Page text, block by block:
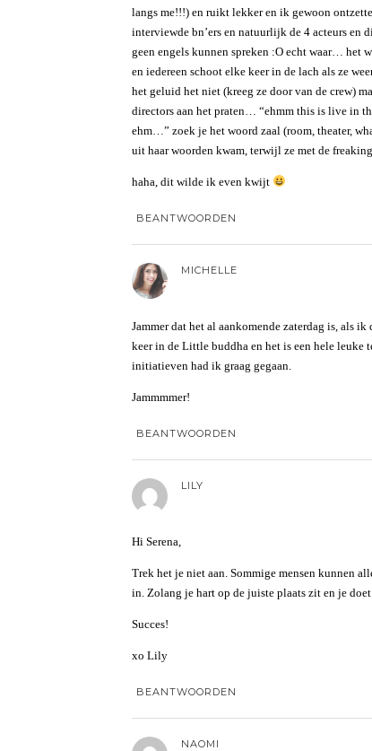
langs me!!!) en ruikt lekker en ik gewoon
interviewde bn’ers en natuurlijk de 4 acteurs en
geen engels kunnen spreken :O echt waar… het
en iedereen schoot elke keer in de lach als ze
het geluid het niet (kreeg ze door van de crew)
directors aan het praten… “ehmm this is live in
ehm…” zoek je het woord zaal (room, theater,
uit haar woorden kwam, terwijl ze met de
haha, dit wilde ik even kwijt
BEANTWOORDEN
MICHELLE
Jammer dat het al aankomende zaterdag is, als
keer in de Little buddha en het is een hele leuke
initiatieven had ik graag gegaan.
Jammmmer!
BEANTWOORDEN
LILY
Hi Serena,
Trek het je niet aan. Sommige mensen kunnen
in. Zolang je hart op de juiste plaats zit en je
Succes!
xo Lily
BEANTWOORDEN
NAOMI